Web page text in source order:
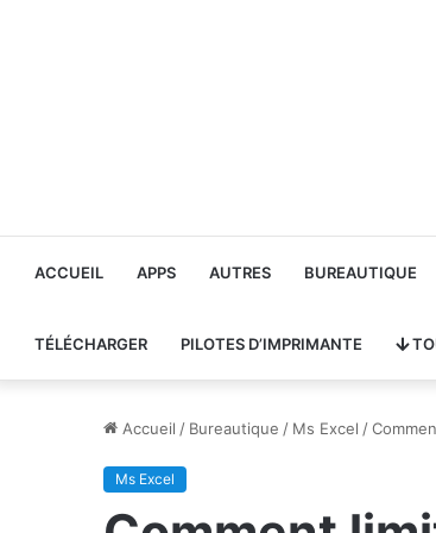
ACCUEIL APPS AUTRES BUREAUTIQUE
TÉLÉCHARGER PILOTES D’IMPRIMANTE
Accueil / Bureautique / Ms Excel /
Ms Excel